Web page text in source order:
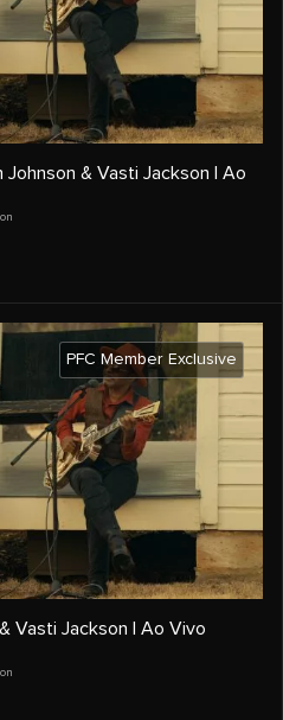
Johnson & Vasti Jackson | Ao
PFC Member Exclusive
Vasti Jackson | Ao Vivo